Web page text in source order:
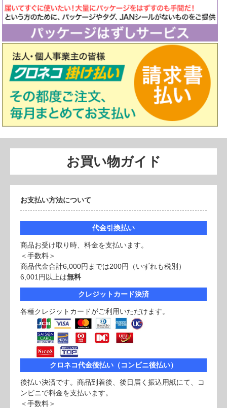
お買い物ガイド
お支払い方法について
代金引換払い
商品お受け取り時、料金を支払います。
＜手数料＞
商品代金合計6,000円までは200円（いずれも税別）
6,001円以上は無料
クレジットカード決済
各種クレジットカードがご利用いただけます。
クロネコ代金後払い（コンビニ後払い）
後払い決済です。商品到着後、後日届く振込用紙にて、コ
ンビニで料金を支払います。
＜手数料＞